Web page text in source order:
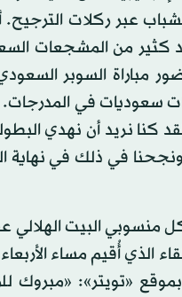
عبر ركلات
كثير من المشجعات
مباراة السوبر
سعوديات في
كنا نريد أن نهدي
في ذلك في نهاية
كل منسوبي البيت
الذي أُقيم مساء
«تويتر»: «مبروك